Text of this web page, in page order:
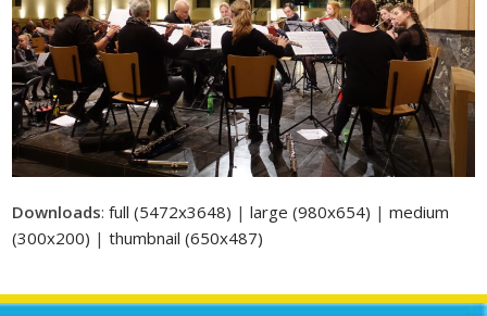
Downloads:full (5472x3648) |large (980x654) |medium
(300x200) |thumbnail (650x487)